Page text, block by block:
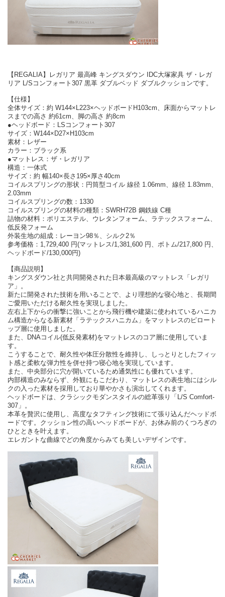
【REGALIA】レガリア 最高峰 キングスダウン IDC大塚家具 ザ・レガ
リア L/Sコンフォート307 黒革 ダブルベッド ダブルクッションです。
【仕様】
全体サイズ：約 W144×L223×ヘッドボードH103cm、床面からマットレ
スまでの高さ 約61cm、脚の高さ 約8cm
●ヘッドボード：LSコンフォート307
サイズ：W144×D27×H103cm
素材：レザー
カラー：ブラック系
●マットレス：ザ・レガリア
構造：一体式
サイズ：約 幅140×長さ195×厚さ40cm
コイルスプリングの形状：円筒型コイル 線径 1.06mm、線径 1.83mm、
2.03mm
コイルスプリングの数：1330
コイルスプリングの材料の種類：SWRH72B 鋼鉄線 C種
詰物の材料：ポリエステル、ウレタンフォーム、ラテックスフォーム、
低反発フォーム
外装生地の組成：レーヨン98％、シルク2％
参考価格：1,729,400 円(マットレス/1,381,600 円、ボトム/217,800 円、
ヘッドボード/130,000円)
【商品説明】
キングスダウン社と共同開発された日本最高級のマットレス「レガリ
ア」。
新たに開発された技術を用いることで、より理想的な寝心地と、長期間
ご愛用いただける耐久性を実現しました。
左右上下からの衝撃に強いことから飛行機や建築に使われているハニカ
ム構造からなる新素材「ラテックスハニカム」をマットレスのピロート
ップ層に使用しました。
また、DNAコイル(低反発素材)をマットレスのコア層に使用していま
す。
こうすることで、耐久性や体圧分散性を維持し、しっとりとしたフィッ
ト感と柔軟な弾力性を併せ持つ寝心地を実現しています。
また、中央部分に穴が開いているため通気性にも優れています。
内部構造のみならず、外観にもこだわり、マットレスの表生地にはシル
クの入った素材を採用しており華やかさも演出してくれます。
ヘッドボードは、クラシックモダンスタイルの総革張り「L/S Comfort-
307」。
本革を贅沢に使用し、高度なタフティング技術にて張り込んだヘッドボ
ードです。クッション性の高いヘッドボードが、お休み前のくつろぎの
ひとときを叶えます。
エレガントな曲線でどの角度からみても美しいデザインです。